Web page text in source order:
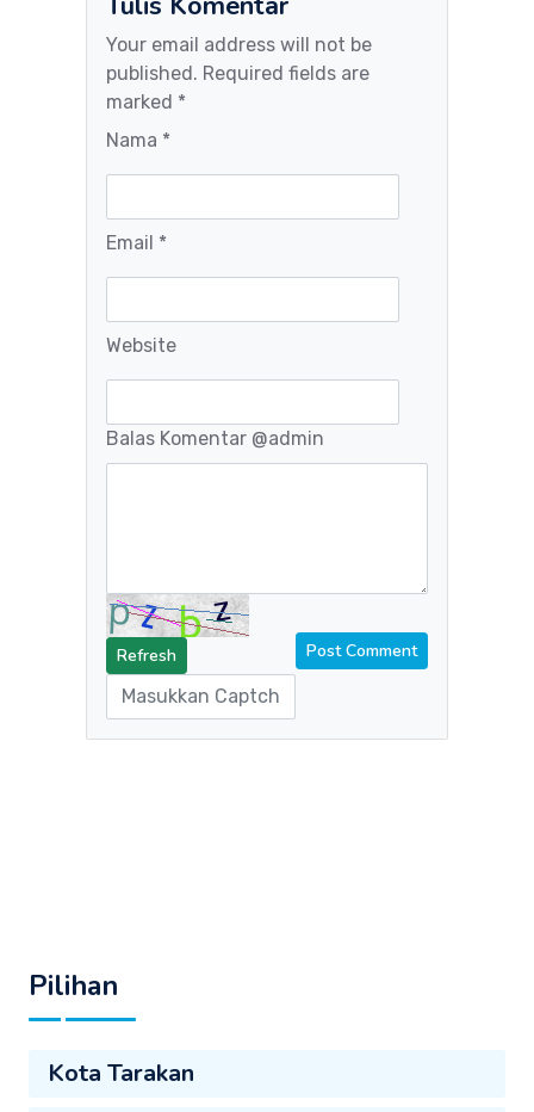
Your email address will not be
published. Required fields are
marked *
Nama *
Email *
Website
Balas Komentar @admin
Refresh
Pilihan
Kota Tarakan